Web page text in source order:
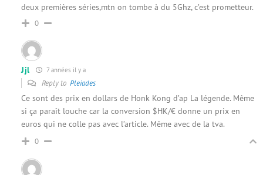
deux premières séries,mtn on tombe à du 5Ghz, c’est prometteur.
0
Jjl 7 années il y a
Reply to Pleiades
Ce sont des prix en dollars de Honk Kong d’ap La légende. Même
si ça paraît louche car la conversion $HK/€ donne un prix en
euros qui ne colle pas avec l’article. Même avec de la tva.
0